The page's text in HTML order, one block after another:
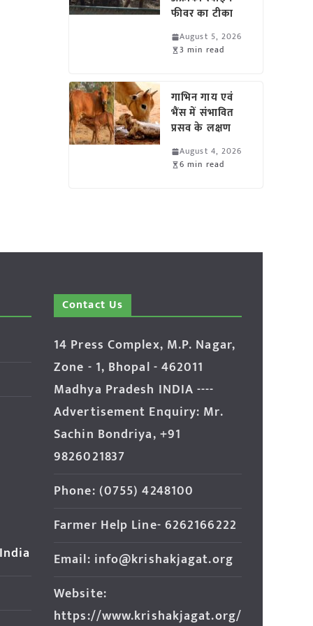
फीवर का टीका
August 5, 2026
3 min read
गाभिन गाय एवं
भैंस में संभावित
प्रसव के लक्षण
August 4, 2026
6 min read
Contact Us
14 Press Complex, M.P. Nagar,
Zone - 1, Bhopal - 462011
Madhya Pradesh INDIA ----
Advertisement Enquiry: Mr.
Sachin Bondriya, +91
9826021837
Phone: (0755) 4248100
Farmer Help Line- 6262166222
Email: info@krishakjagat.org
Website:
https://www.krishakjagat.org/